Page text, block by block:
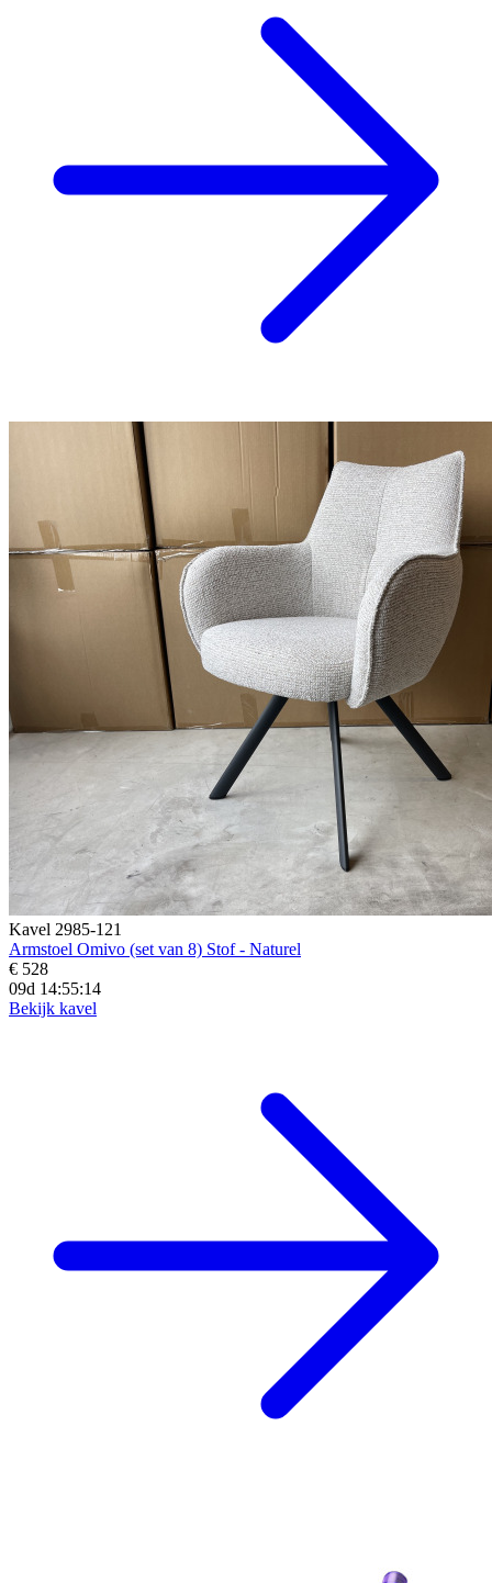
Kavel 2985-121
Armstoel Omivo (set van 8) Stof - Naturel
€ 528
09d 14:55:13
Bekijk kavel